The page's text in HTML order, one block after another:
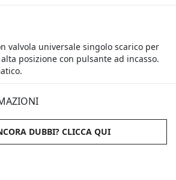
valvola universale singolo scarico per
posizione con pulsante ad incasso.
DUBBI? CLICCA QUI